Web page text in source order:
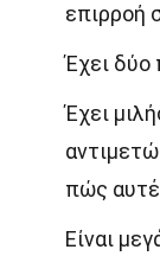
επιρροή
Έχει δύο
Έχει
πώς
Είναι